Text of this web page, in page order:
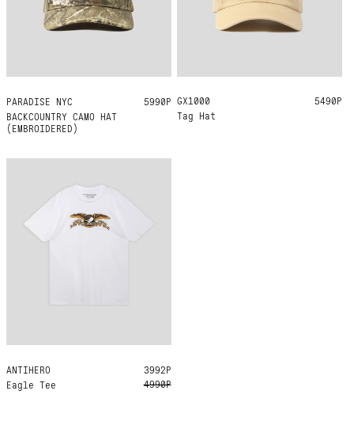
PARADISE NYC
BACKCOUNTRY CAMO HAT
(EMBROIDERED)
ONE SIZE 5990Р GX1000
Tag Hat
ONE SIZE 5490Р
ANTIHERO
Eagle Tee
L XL
3992Р
4990Р